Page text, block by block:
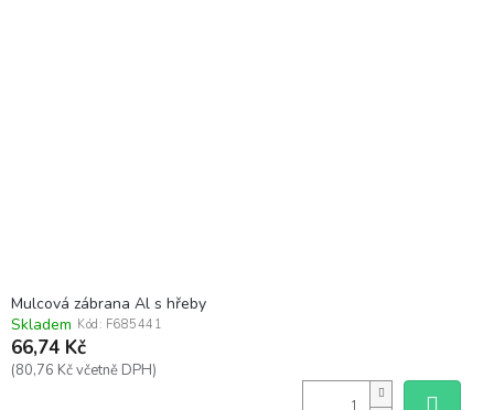
Mulcová zábrana Al s hřeby
Skladem Kód: F685441
66,74 Kč
(80,76 Kč včetně DPH)